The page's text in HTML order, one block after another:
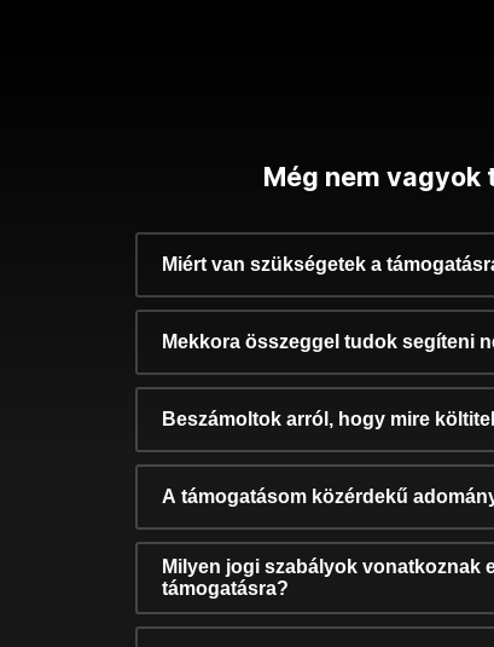
Még nem vagyok
Miért van szükségetek a
Mekkora összeggel tudok segíteni
Beszámoltok arról, hogy mire
A támogatásom közérdekű
Milyen jogi szabályok vonatkoznak
támogatásra?